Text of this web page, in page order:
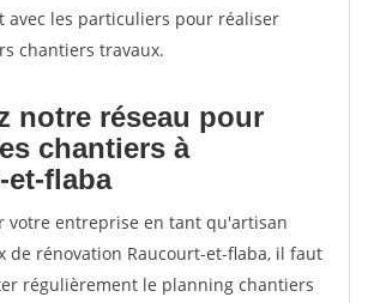
avec les particuliers pour réaliser
chantiers travaux.
notre réseau pour
chantiers à
et-flaba
votre entreprise en tant qu'artisan
de rénovation Raucourt-et-flaba, il faut
régulièrement le planning chantiers